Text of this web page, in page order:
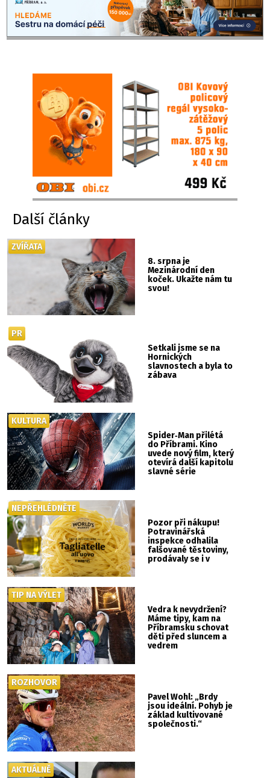
Další články
8. srpna je
Mezinárodní den
koček. Ukažte nám tu
svou!
ZVÍŘATA
Setkali jsme se na
Hornických
slavnostech a byla to
zábava
PR
Spider‑Man přilétá
do Příbrami. Kino
uvede nový film, který
otevírá další kapitolu
slavné série
KULTURA
Pozor při nákupu!
Potravinářská
inspekce odhalila
falšované těstoviny,
prodávaly se i v
NEPŘEHLÉDNĚTE
Vedra k nevydržení?
Máme tipy, kam na
Příbramsku schovat
děti před sluncem a
vedrem
TIP NA VÝLET
Pavel Wohl: „Brdy
jsou ideální. Pohyb je
základ kultivované
společnosti.“
ROZHOVOR
AKTUÁLNĚ